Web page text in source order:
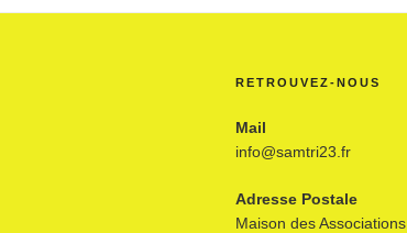
RETROUVEZ-NOUS
Mail
info@samtri23.fr
Adresse Postale
Maison des Associations